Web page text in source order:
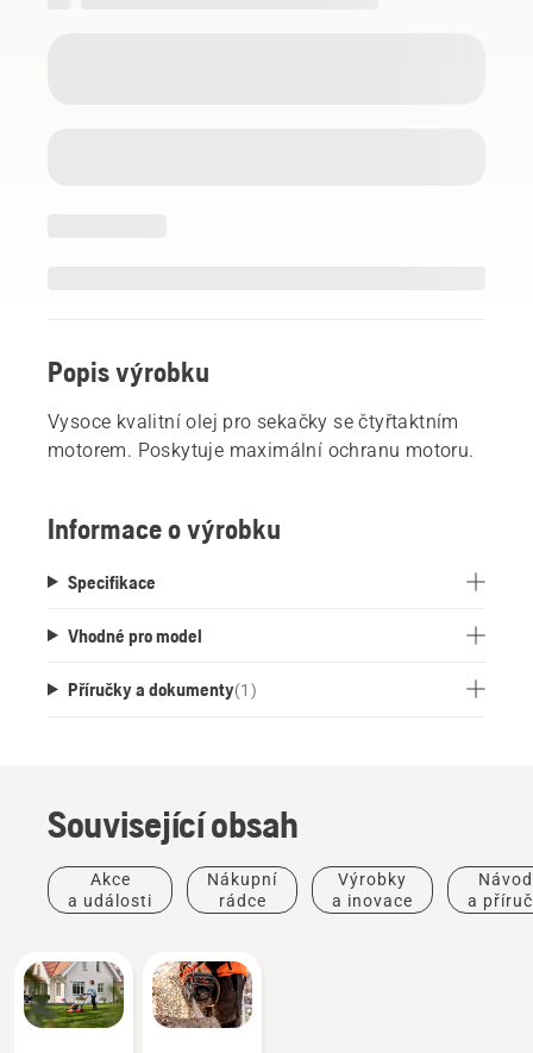
Popis výrobku
Vysoce kvalitní olej pro sekačky se čtyřtaktním
motorem. Poskytuje maximální ochranu motoru.
Informace o výrobku
Specifikace
Vhodné pro model
Příručky a dokumenty(1 )
Související obsah
Akce
a události
Nákupní
rádce
Výrobky
a inovace
a